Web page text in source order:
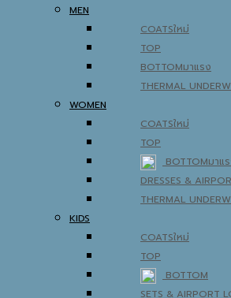
MEN
COATS
TOP
BOTTOM
THERMAL
WOMEN
COATS
TOP
BOTTOM
DRESSES &
THERMAL
KIDS
COATS
TOP
BOTTOM
SETS & AIRPORT